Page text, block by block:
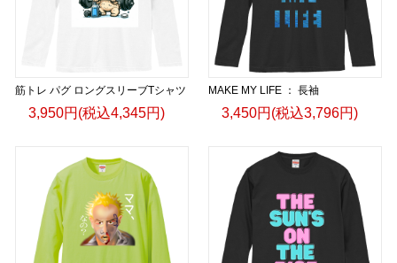
筋トレ パグ ロングスリーブTシャツ
3,950円(税込4,345円)
MAKE MY LIFE ： 長袖
3,450円(税込3,796円)